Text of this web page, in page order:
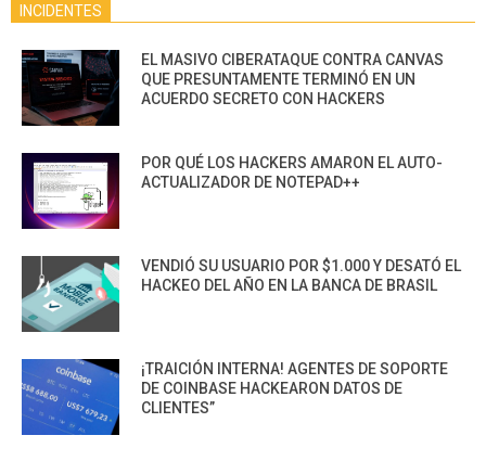
INCIDENTES
EL MASIVO CIBERATAQUE CONTRA CANVAS
QUE PRESUNTAMENTE TERMINÓ EN UN
ACUERDO SECRETO CON HACKERS
POR QUÉ LOS HACKERS AMARON EL AUTO-
ACTUALIZADOR DE NOTEPAD++
VENDIÓ SU USUARIO POR $1.000 Y DESATÓ EL
HACKEO DEL AÑO EN LA BANCA DE BRASIL
¡TRAICIÓN INTERNA! AGENTES DE SOPORTE
DE COINBASE HACKEARON DATOS DE
CLIENTES”